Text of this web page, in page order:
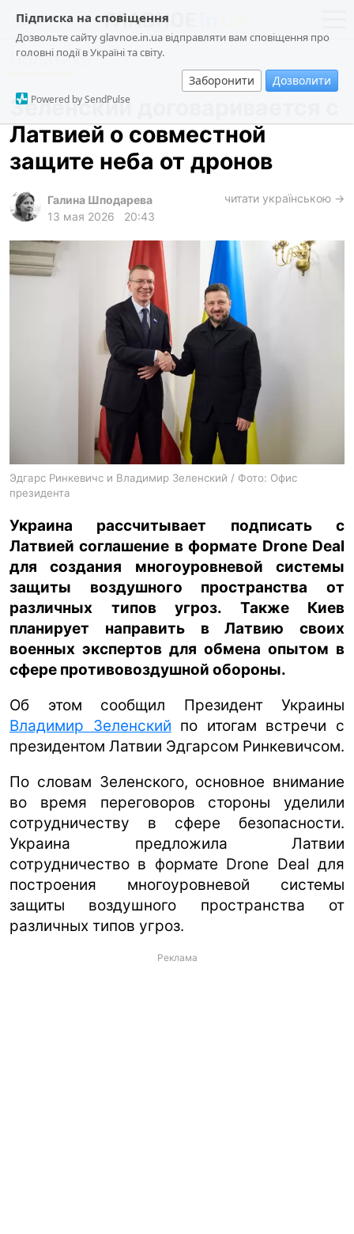
Підписка на сповіщення
Дозвольте сайту glavnoe.in.ua відправляти вам сповіщення про
головні події в Україні та світу.
Заборонити Дозволити
Powered by SendPulse
новости
о проекте
общество
происшествия
криминал
лонгриды
харьков
архив
gambling
en
Политика
Зеленский договаривается с
Латвией о совместной
защите неба от дронов
Галина Шподарева
13 мая 2026
20:43
читати українською →
Эдгарс Ринкевичс и Владимир Зеленский / Фото: Офис
президента
Украина рассчитывает подписать с
Латвией соглашение в формате Drone Deal
для создания многоуровневой системы
защиты воздушного пространства от
различных типов угроз. Также Киев
планирует направить в Латвию своих
военных экспертов для обмена опытом в
сфере противовоздушной обороны.
Об этом сообщил Президент Украины
Владимир Зеленский по итогам встречи с
президентом Латвии Эдгарсом Ринкевичсом.
По словам Зеленского, основное внимание
во время переговоров стороны уделили
сотрудничеству в сфере безопасности.
Украина предложила Латвии
сотрудничество в формате Drone Deal для
построения многоуровневой системы
защиты воздушного пространства от
различных типов угроз.
Реклама